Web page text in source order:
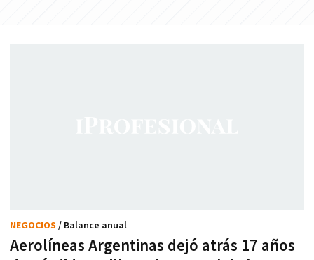
Aerolíneas Argentinas dejó atrás 17 años
NEGOCIOS / Balance anual